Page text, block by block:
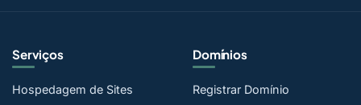
Serviços
Hospedagem de Sites
Domínios
Registrar Domínio